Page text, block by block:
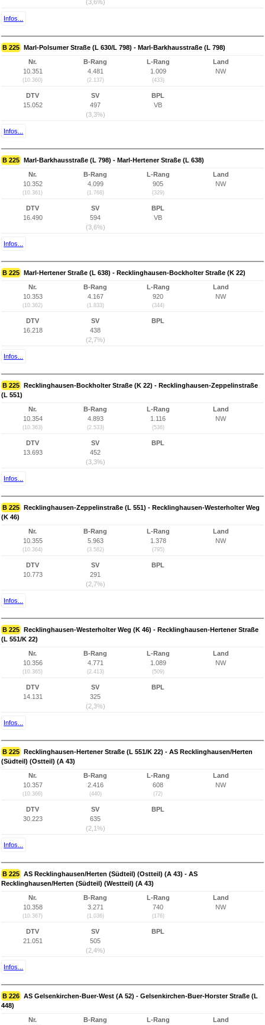
(3,6%)
Infos...
B 225 Marl-Polsumer Straße (L 630/L 798) - Marl-Barkhausstraße (L 798)
Nr.
10.351
(10.360)
B-Rang
4.481
(2.137)
L-Rang
1.009
(433)
Land
NW
DTV
15.052
SV
497
(3,3%)
BPL
VB
Infos...
B 225 Marl-Barkhausstraße (L 798) - Marl-Hertener Straße (L 638)
Nr.
10.352
(10.361)
B-Rang
4.099
(1.768)
L-Rang
905
(329)
Land
NW
DTV
16.490
SV
594
(3,6%)
BPL
VB
Infos...
B 225 Marl-Hertener Straße (L 638) - Recklinghausen-Bockholter Straße (K 22)
Nr.
10.353
(10.362)
B-Rang
4.167
(1.833)
L-Rang
920
(344)
Land
NW
DTV
16.218
SV
438
(2,7%)
BPL
Infos...
B 225 Recklinghausen-Bockholter Straße (K 22) - Recklinghausen-Zeppelinstraße
(L 551)
Nr.
10.354
(10.363)
B-Rang
4.893
(2.533)
L-Rang
1.116
(536)
Land
NW
DTV
13.693
SV
452
(3,3%)
BPL
Infos...
B 225 Recklinghausen-Zeppelinstraße (L 551) - Recklinghausen-Westerholter Weg
(K 46)
Nr.
10.355
(10.364)
B-Rang
5.963
(3.582)
L-Rang
1.378
(795)
Land
NW
DTV
10.773
SV
291
(2,7%)
BPL
Infos...
B 225 Recklinghausen-Westerholter Weg (K 46) - Recklinghausen-Hertener Straße
(L 551/K 22)
Nr.
10.356
(10.365)
B-Rang
4.771
(2.413)
L-Rang
1.089
(509)
Land
NW
DTV
14.131
SV
325
(2,3%)
BPL
Infos...
B 225 Recklinghausen-Hertener Straße (L 551/K 22) - AS Recklinghausen/Herten
(Südteil) (Ostteil) (A 43)
Nr.
10.357
(10.366)
B-Rang
2.416
(440)
L-Rang
608
(72)
Land
NW
DTV
30.223
SV
635
(2,1%)
BPL
Infos...
B 225 AS Recklinghausen/Herten (Südteil) (Ostteil) (A 43) - AS
Recklinghausen/Herten (Südteil) (Westteil) (A 43)
Nr.
10.358
(10.367)
B-Rang
3.271
(1.036)
L-Rang
740
(176)
Land
NW
DTV
21.051
SV
505
(2,4%)
BPL
Infos...
B 226 AS Gelsenkirchen-Buer-West (A 52) - Gelsenkirchen-Buer-Horster Straße (L
448)
Nr.
B-Rang
L-Rang
Land